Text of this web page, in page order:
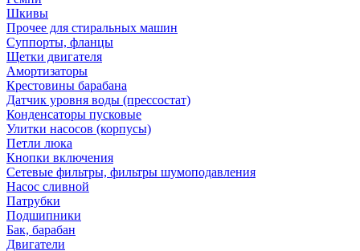
Шкивы
Прочее для стиральных машин
Суппорты, фланцы
Щетки двигателя
Амортизаторы
Крестовины барабана
Датчик уровня воды (прессостат)
Конденсаторы пусковые
Улитки насосов (корпусы)
Петли люка
Кнопки включения
Сетевые фильтры, фильтры шумоподавления
Насос сливной
Патрубки
Подшипники
Бак, барабан
Двигатели